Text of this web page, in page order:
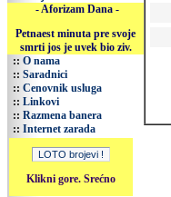
- Aforizam Dana -
Petnaest minuta pre svoje
smrti jos je uvek bio ziv.
:: O nama
:: Saradnici
:: Cenovnik usluga
:: Linkovi
:: Razmena banera
:: Internet zarada
Klikni gore. Srećno